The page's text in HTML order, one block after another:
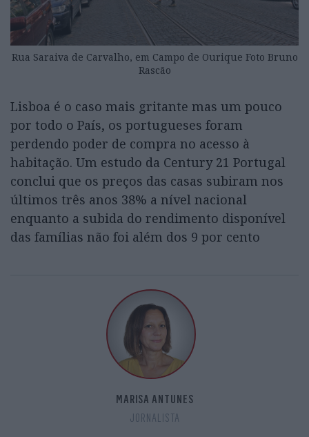
Rua Saraiva de Carvalho, em Campo de Ourique Foto Bruno
Rascão
Lisboa é o caso mais gritante mas um pouco
por todo o País, os portugueses foram
perdendo poder de compra no acesso à
habitação. Um estudo da Century 21 Portugal
conclui que os preços das casas subiram nos
últimos três anos 38% a nível nacional
enquanto a subida do rendimento disponível
das famílias não foi além dos 9 por cento
MARISA ANTUNES
JORNALISTA